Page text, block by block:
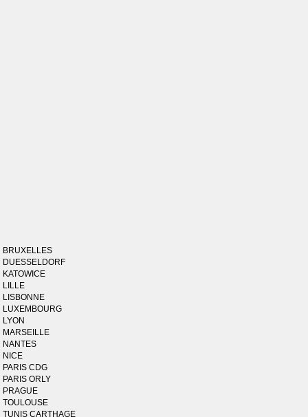
BRUXELLES
DUESSELDORF
KATOWICE
LILLE
LISBONNE
LUXEMBOURG
LYON
MARSEILLE
NANTES
NICE
PARIS CDG
PARIS ORLY
PRAGUE
TOULOUSE
TUNIS CARTHAGE